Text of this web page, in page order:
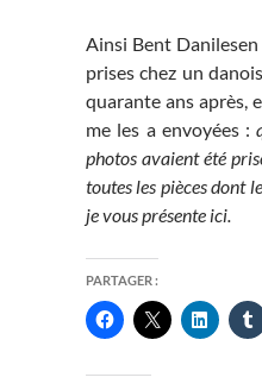
Ainsi Bent
prises chez un
quarante ans après,
me les a envoyées :
photos avaient été
toutes les pièces dont
je vous présente ici.
PARTAGER :